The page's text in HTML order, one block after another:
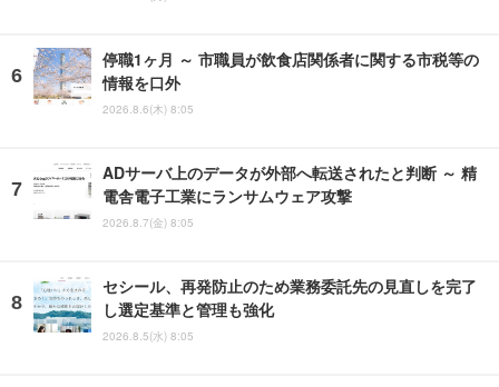
停職1ヶ月 ～ 市職員が飲食店関係者に関する市税等の
情報を口外
2026.8.6(木) 8:05
ADサーバ上のデータが外部へ転送されたと判断 ～ 精
電舎電子工業にランサムウェア攻撃
2026.8.7(金) 8:05
セシール、再発防止のため業務委託先の見直しを完了
し選定基準と管理も強化
2026.8.5(水) 8:05